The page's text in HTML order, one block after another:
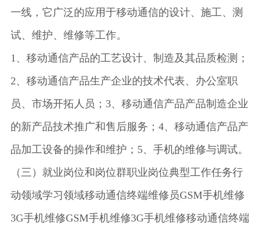
一线，它广泛的应用于移动通信的设计、施工、测
试、维护、维修等工作。
1、移动通信产品的工艺设计、制造及其品质检测；
2、移动通信产品生产企业的技术代表、办公室职
员、市场开拓人员；3、移动通信产品产品制造企业
的新产品技术推广和售后服务；4、移动通信产品产
品加工设备的操作和维护；5、手机的维修与调试。
（三）就业岗位和岗位群职业岗位典型工作任务行
动领域学习领域移动通信终端维修员GSM手机维修
3G手机维修GSM手机维修3G手机维修移动通信终端